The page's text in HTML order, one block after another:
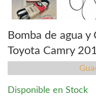
Bomba de agua
Toyota Camry
Disponible en Stock